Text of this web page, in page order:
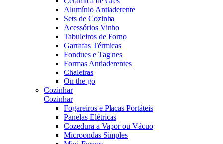
Alumínio Antiaderente
Sets de Cozinha
Acessórios Vinho
Tabuleiros de Forno
Garrafas Térmicas
Fondues e Tagines
Formas Antiaderentes
Chaleiras
On the go
Cozinhar
Cozinhar
Fogareiros e Placas Portáteis
Panelas Elétricas
Cozedura a Vapor ou Vácuo
Microondas Simples